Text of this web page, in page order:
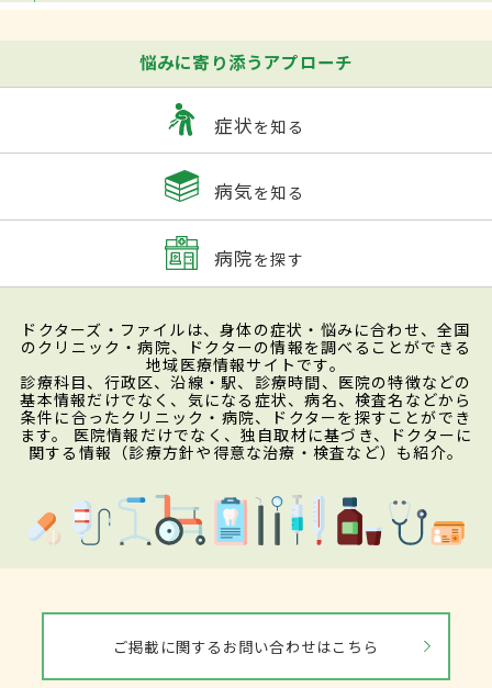
悩みに寄り添うアプローチ
症状を知る
病気を知る
病院を探す
ドクターズ・ファイルは、身体の症状・悩みに合わせ、全国
のクリニック・病院、ドクターの情報を調べることができる
地域医療情報サイトです。
診療科目、行政区、沿線・駅、診療時間、医院の特徴などの
基本情報だけでなく、気になる症状、病名、検査名などから
条件に合ったクリニック・病院、ドクターを探すことができ
ます。 医院情報だけでなく、独自取材に基づき、ドクターに
関する情報（診療方針や得意な治療・検査など）も紹介。
ご掲載に関するお問い合わせはこちら